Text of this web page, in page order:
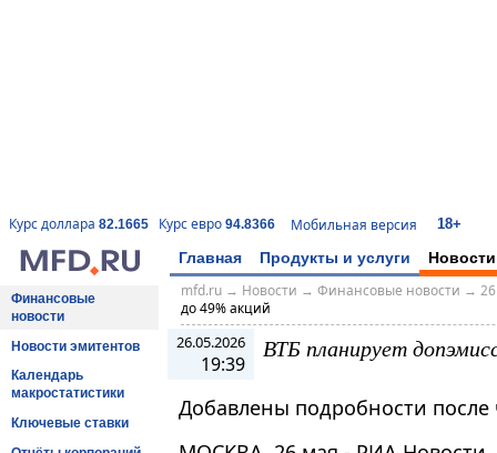
Курс доллара 82.1665 Курс евро 94.8366 Мобильная версия 18+
Главная Продукты и услуги Новости
Финансовые
новости
Новости эмитентов
Календарь
макростатистики
Ключевые ставки
mfd.ru→ Новости → Финансовые новости →
до 49% акций
26.05.2026
19:39
ВТБ планирует
Добавлены подробности после